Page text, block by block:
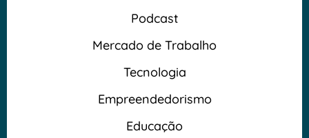
Podcast
Mercado de Trabalho
Tecnologia
Empreendedorismo
Educação